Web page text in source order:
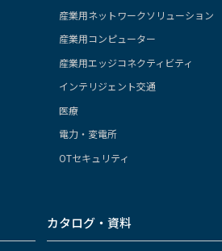
産業用ネットワークソリューション
産業用コンピューター
産業用エッジコネクティビティ
インテリジェント交通
医療
電力・変電所
OTセキュリティ
カタログ・資料